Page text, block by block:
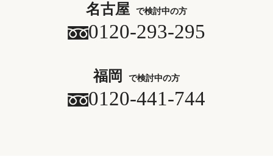
名古屋 で検討中の方
0120-293-295
福岡 で検討中の方
0120-441-744